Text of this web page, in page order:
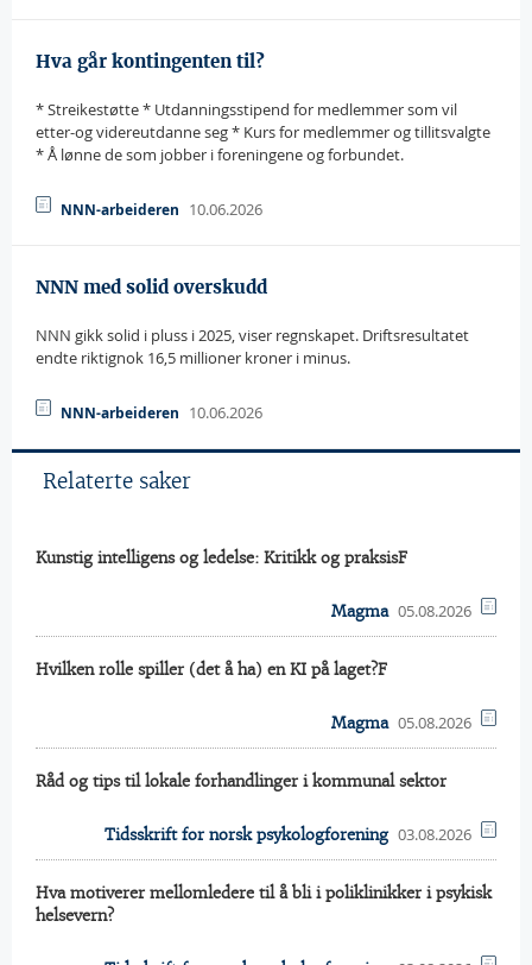
Hva går kontingenten til?
* Streikestøtte * Utdanningsstipend for medlemmer som vil
etter-og videreutdanne seg * Kurs for medlemmer og tillitsvalgte
* Å lønne de som jobber i foreningene og forbundet.
NNN-arbeideren 10.06.2026
NNN med solid overskudd
NNN gikk solid i pluss i 2025, viser regnskapet. Driftsresultatet
endte riktignok 16,5 millioner kroner i minus.
NNN-arbeideren 10.06.2026
Relaterte saker
Kunstig intelligens og ledelse: Kritikk og praksisF
Magma 05.08.2026
Hvilken rolle spiller (det å ha) en KI på laget?F
Magma 05.08.2026
Råd og tips til lokale forhandlinger i kommunal sektor
Tidsskrift for norsk psykologforening 03.08.2026
Hva motiverer mellomledere til å bli i poliklinikker i psykisk
helsevern?